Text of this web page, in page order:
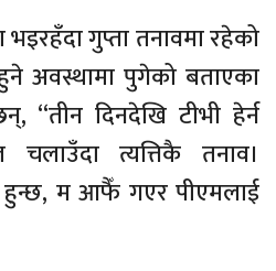
गुप्ता तनावमा रहेको
अवस्थामा पुगेको बताएका
दिनदेखि टीभी हेर्न
त्यत्तिकै तनाव।
हुन्छ, म आफैँ गएर पीएमलाई